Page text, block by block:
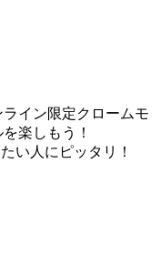
ライン限定クロームモ
楽しもう！
い人にピッタリ！